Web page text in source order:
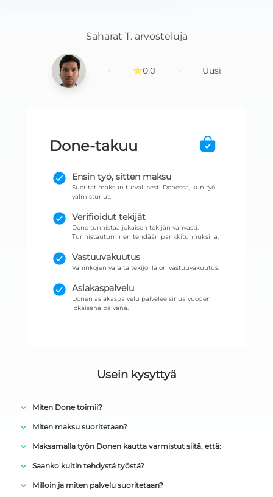
Saharat T. arvosteluja
· 0.0 · Uusi
Done-takuu
Ensin työ, sitten maksu
Suoritat maksun turvallisesti Donessa, kun työ
valmistunut.
Verifioidut tekijät
Done tunnistaa jokaisen tekijän vahvasti.
Tunnistautuminen tehdään pankkitunnuksilla.
Vastuuvakuutus
Vahinkojen varalta tekijöillä on vastuuvakuutus.
Asiakaspalvelu
Donen asiakaspalvelu palvelee sinua vuoden
jokaisena päivänä.
Usein kysyttyä
Miten Done toimii?
Miten maksu suoritetaan?
Maksamalla työn Donen kautta varmistut siitä, että:
Saanko kuitin tehdystä työstä?
Milloin ja miten palvelu suoritetaan?